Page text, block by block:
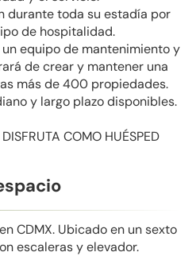
durante toda su estadía por
de hospitalidad.
equipo de mantenimiento y
de crear y mantener una
más de 400 propiedades.
y largo plazo disponibles.
COMO HUÉSPED
CDMX. Ubicado en un sexto
escaleras y elevador.